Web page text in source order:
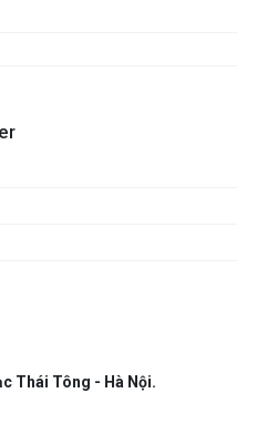
Thái Tông - Hà Nội.